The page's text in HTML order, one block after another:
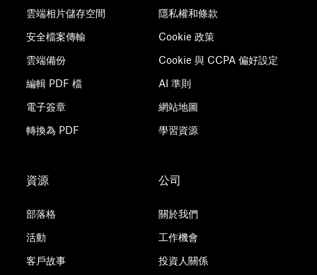
雲端相片儲存空間
安全檔案傳輸
雲端備份
編輯 PDF 檔
電子簽章
轉換為 PDF
隱私權和條款
Cookie 政策
Cookie 與 CCPA 偏好設定
AI 準則
網站地圖
學習資源
資源
部落格
活動
客戶故事
公司
關於我們
工作機會
投資人關係